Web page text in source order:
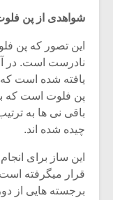
شواهدی از پن
این تصور که پن
نادرست است. در
پن فلوت است که
باقی نی ها به
چیده شده اند.
این ساز برای
برجسته هایی از